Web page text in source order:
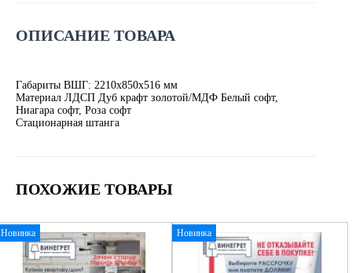
ОПИСАНИЕ ТОВАРА
Габариты ВШГ: 2210х850х516 мм
Материал ЛДСП Дуб крафт золотой/МДФ Белый софт,
Ниагара софт, Роза софт
Стационарная штанга
ПОХОЖИЕ ТОВАРЫ
Новинка Новинка